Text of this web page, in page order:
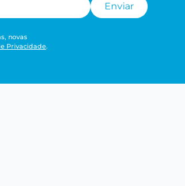
Enviar
novas
Privacidade.